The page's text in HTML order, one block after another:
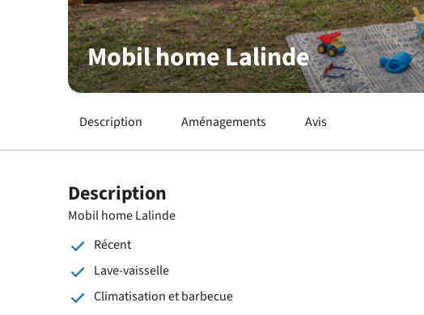
Mobil home Lalinde
Description Aménagements Avis
Description
Mobil home Lalinde
Récent
Lave-vaisselle
Climatisation et barbecue